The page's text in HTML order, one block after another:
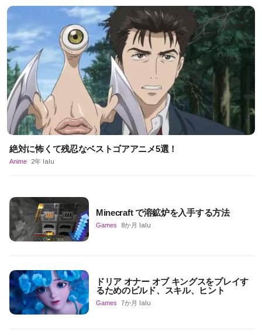
絶対に怖くて残忍なベストゴアアニメ5選！
Anime 2年 lalu
Minecraft で溶鉱炉を入手する方法
Games 8か月 lalu
ドリア オナー オブ キングスをプレイす
るためのビルド、スキル、ヒント
Games 7か月 lalu